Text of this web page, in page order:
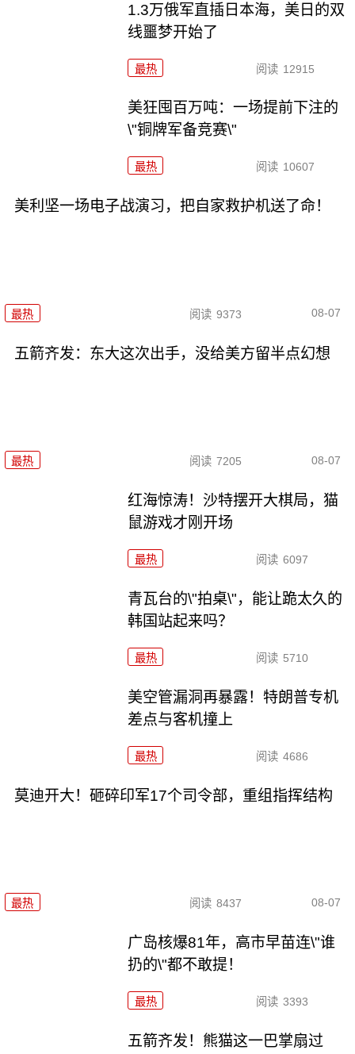
1.3万俄军直插日本海，美日的双
线噩梦开始了
最热 阅读 12915
美狂囤百万吨：一场提前下注的
\"铜牌军备竞赛\"
最热 阅读 10607
美利坚一场电子战演习，把自家救护机送了命！
最热 阅读 9373 08-07
五箭齐发：东大这次出手，没给美方留半点幻想
最热 阅读 7205 08-07
红海惊涛！沙特摆开大棋局，猫
鼠游戏才刚开场
最热 阅读 6097
青瓦台的\"拍桌\"，能让跪太久的
韩国站起来吗？
最热 阅读 5710
美空管漏洞再暴露！特朗普专机
差点与客机撞上
最热 阅读 4686
莫迪开大！砸碎印军17个司令部，重组指挥结构
最热 阅读 8437 08-07
广岛核爆81年，高市早苗连\"谁
扔的\"都不敢提！
最热 阅读 3393
五箭齐发！熊猫这一巴掌扇过